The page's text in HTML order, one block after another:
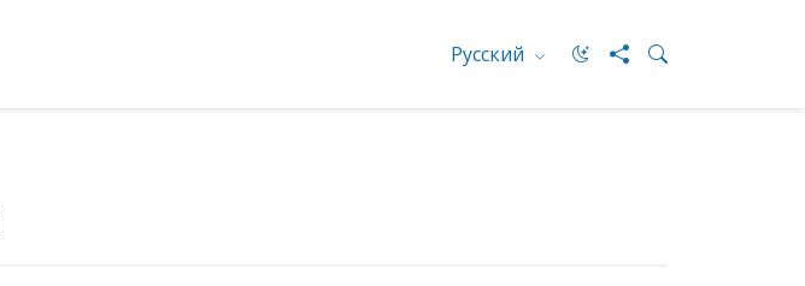
Русский